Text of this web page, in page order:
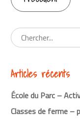
Continuer
la
lecture
Articles récents
École du Parc –
Classes de ferme –